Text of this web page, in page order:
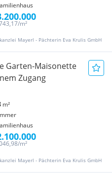
Mayerl - Pächterin Eva Krulis GmbH
m²
Garten-Maisonette
Zugang
m²
Mayerl - Pächterin Eva Krulis GmbH
m²